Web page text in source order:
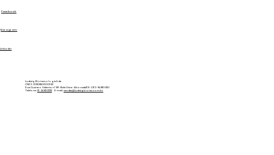
Facebook
Ludwig Biotecnologia ltda
CNPJ: 01.151.850/0001-53
Rua Gustavo Valente, nº 69 - Bela Vista - Alvorada/RS - CEP: 94810-250
Telefone: 51 - 3483.3335E-mail: vendas@ludwigbiotec.com.br
Instagram
Linkedin